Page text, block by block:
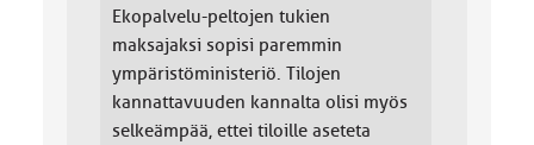
Ekopalvelu-peltojen tukien
maksajaksi sopisi paremmin
ympäristöministeriö. Tilojen
kannattavuuden kannalta olisi myös
selkeämpää, ettei tiloille aseteta